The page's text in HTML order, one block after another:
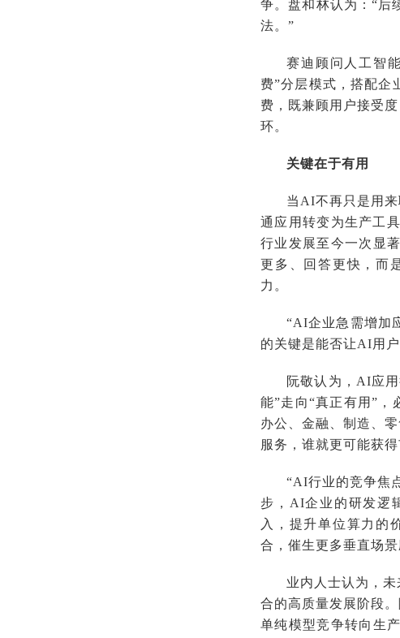
争。盘和林认为：“后
法。”
赛迪顾问人工智
费”分层模式，搭配企
费，既兼顾用户接受
环。
关键在于有用
当AI不再只是用
通应用转变为生产工
行业发展至今一次显
更多、回答更快，而
力。
“AI企业急需增加
的关键是能否让AI用
阮敬认为，AI应
能”走向“真正有用”，
办公、金融、制造、
服务，谁就更可能获
“AI行业的竞争焦
步，AI企业的研发逻
入，提升单位算力的
合，催生更多垂直场景
业内人士认为，
合的高质量发展阶段
单纯模型竞争转向生